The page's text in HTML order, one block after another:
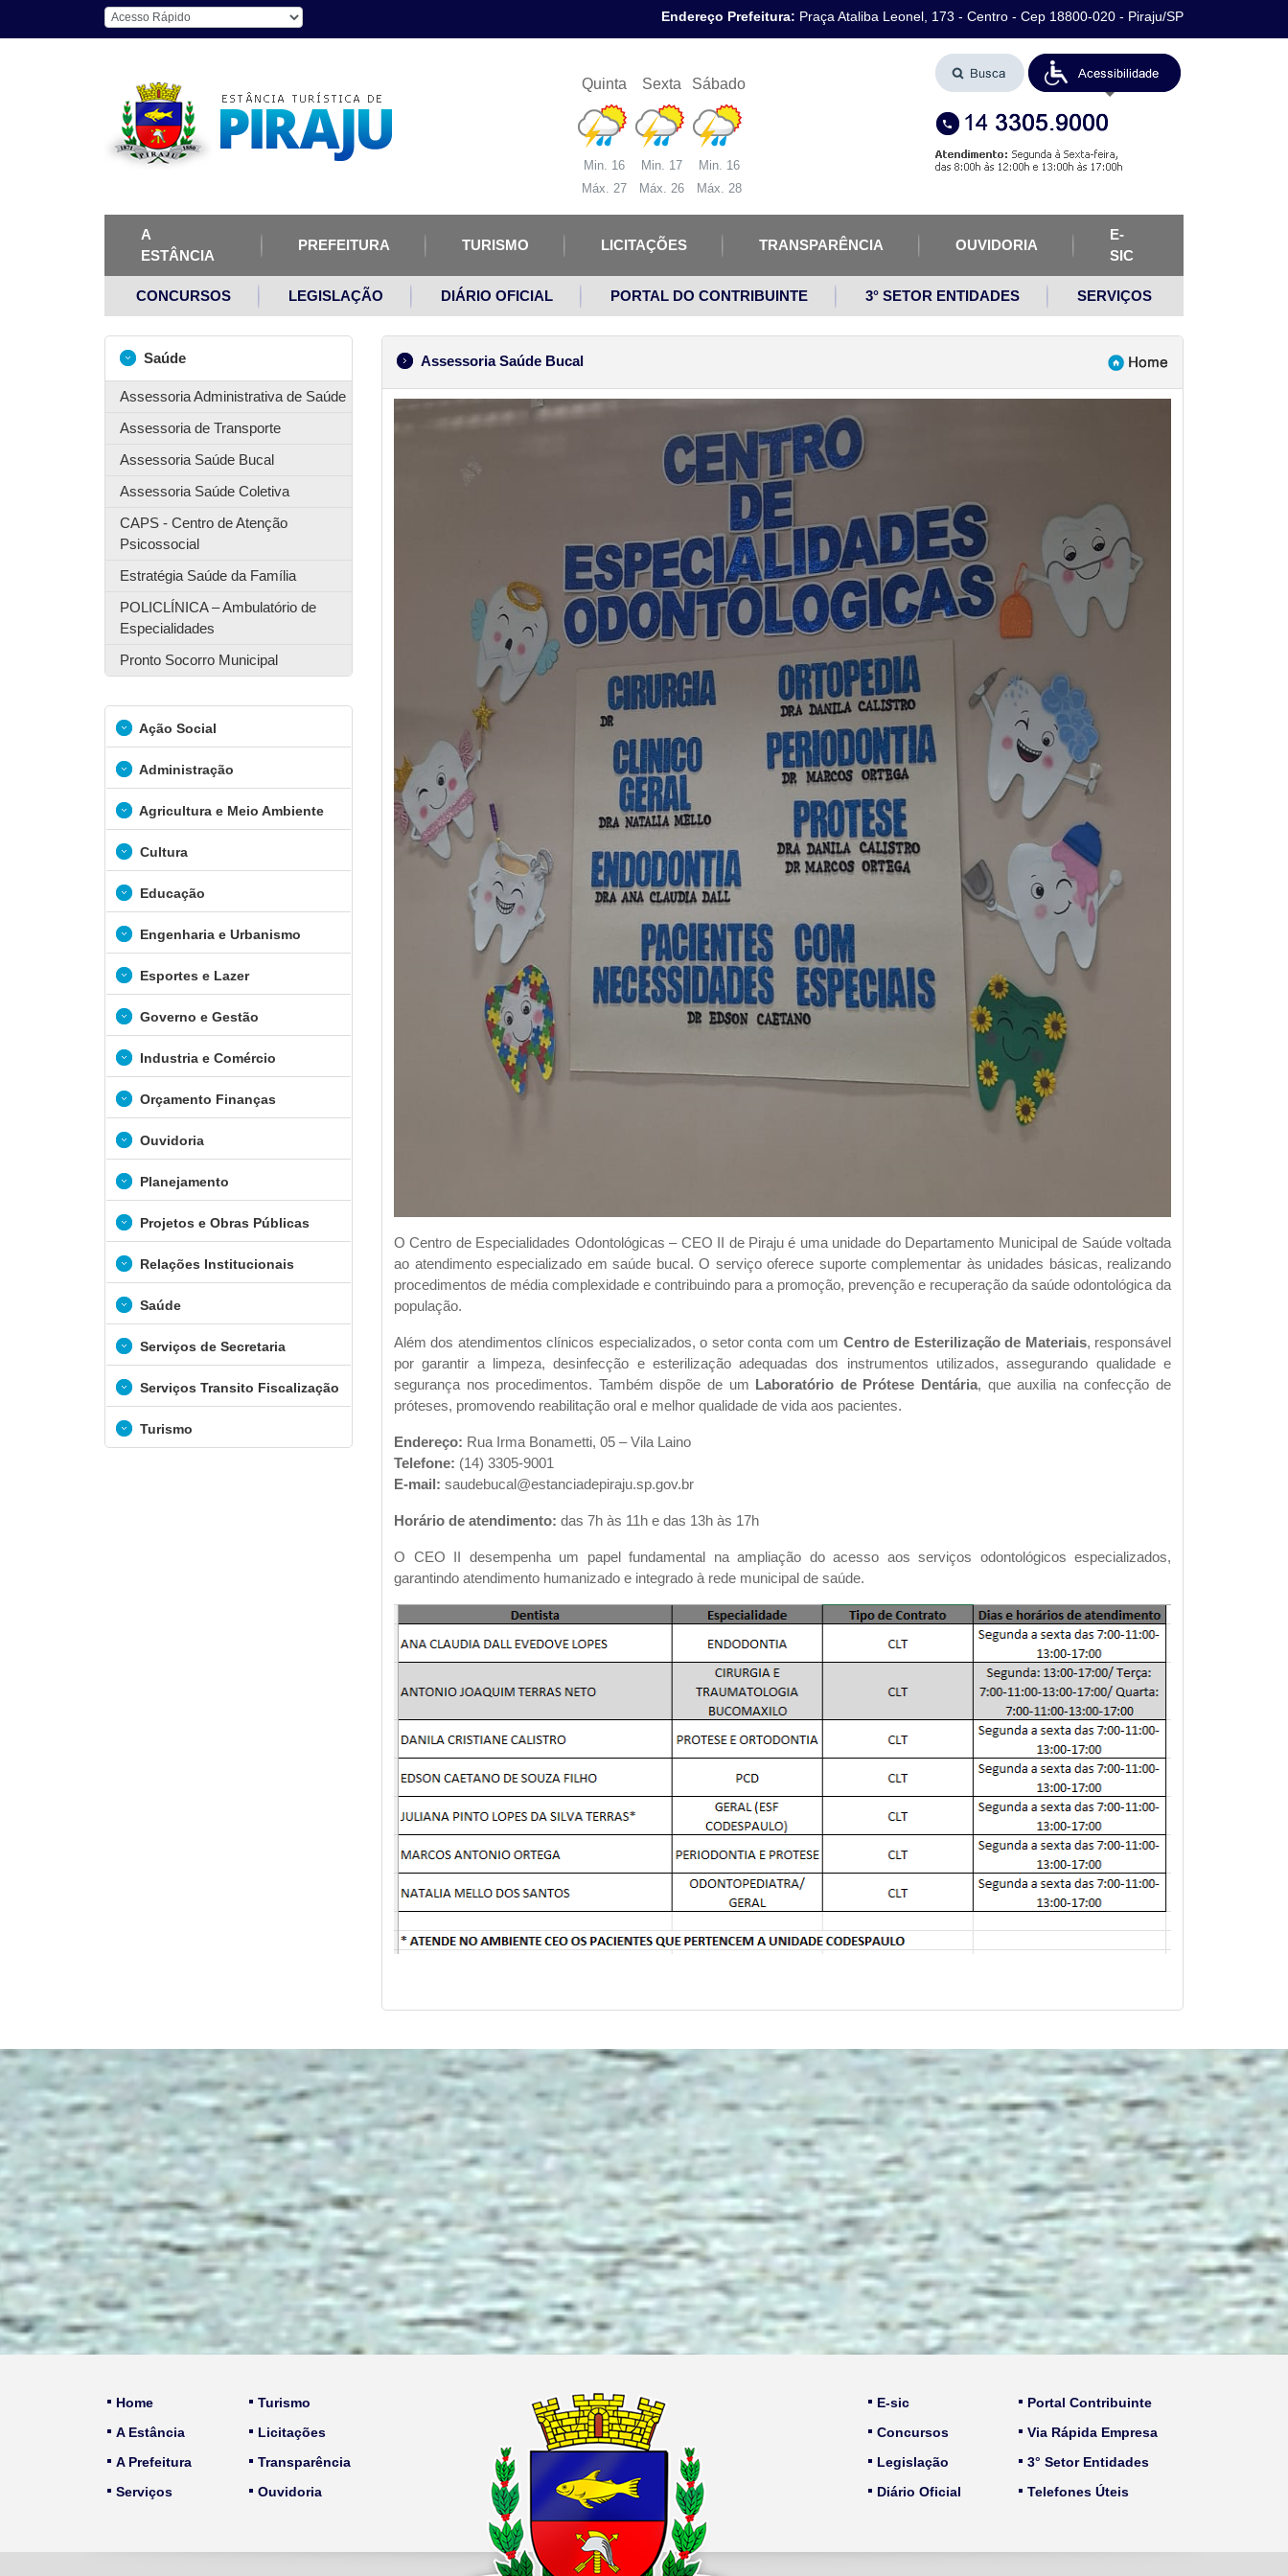
Endereço Prefeitura: Praça Ataliba Leonel, 173 - Centro - Cep 18800-020 - Piraju/SP
Quinta
Min. 16
Máx. 27
Sexta
Min. 17
Máx. 26
Sábado
Min. 16
Máx. 28
A
ESTÂNCIA
PREFEITURA TURISMO LICITAÇÕES TRANSPARÊNCIA OUVIDORIA
E-
SIC
CONCURSOS LEGISLAÇÃO DIÁRIO OFICIAL PORTAL DO CONTRIBUINTE 3° SETOR ENTIDADES SERVIÇOS
Saúde
Assessoria Administrativa de Saúde
Assessoria de Transporte
Assessoria Saúde Bucal
Assessoria Saúde Coletiva
CAPS - Centro de Atenção
Psicossocial
Estratégia Saúde da Família
POLICLÍNICA – Ambulatório de
Especialidades
Pronto Socorro Municipal
Ação Social
Administração
Agricultura e Meio Ambiente
Cultura
Educação
Engenharia e Urbanismo
Esportes e Lazer
Governo e Gestão
Industria e Comércio
Orçamento Finanças
Ouvidoria
Planejamento
Projetos e Obras Públicas
Relações Institucionais
Saúde
Serviços de Secretaria
Serviços Transito Fiscalização
Turismo
Assessoria Saúde Bucal
O Centro de Especialidades Odontológicas – CEO II de Piraju é uma unidade do Departamento Municipal de Saúde voltada
ao atendimento especializado em saúde bucal. O serviço oferece suporte complementar às unidades básicas, realizando
procedimentos de média complexidade e contribuindo para a promoção, prevenção e recuperação da saúde odontológica da
população.
Além dos atendimentos clínicos especializados, o setor conta com um Centro de Esterilização de Materiais, responsável
por garantir a limpeza, desinfecção e esterilização adequadas dos instrumentos utilizados, assegurando qualidade e
segurança nos procedimentos. Também dispõe de um Laboratório de Prótese Dentária, que auxilia na confecção de
próteses, promovendo reabilitação oral e melhor qualidade de vida aos pacientes.
Endereço: Rua Irma Bonametti, 05 – Vila Laino
Telefone: (14) 3305-9001
E-mail: saudebucal@estanciadepiraju.sp.gov.br
Horário de atendimento: das 7h às 11h e das 13h às 17h
O CEO II desempenha um papel fundamental na ampliação do acesso aos serviços odontológicos especializados,
garantindo atendimento humanizado e integrado à rede municipal de saúde.
Home
A Estância
A Prefeitura
Serviços
Turismo
Licitações
Transparência
Ouvidoria
E-sic
Concursos
Legislação
Diário Oficial
Portal Contribuinte
Via Rápida Empresa
3° Setor Entidades
Telefones Úteis